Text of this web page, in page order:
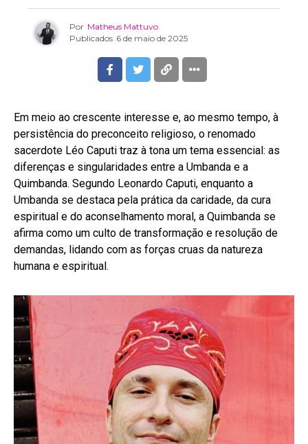
Por Matheus Mattuvo
Publicados 6 de maio de 2025
Em meio ao crescente interesse e, ao mesmo tempo, à
persistência do preconceito religioso, o renomado
sacerdote Léo Caputi traz à tona um tema essencial: as
diferenças e singularidades entre a Umbanda e a
Quimbanda. Segundo Leonardo Caputi, enquanto a
Umbanda se destaca pela prática da caridade, da cura
espiritual e do aconselhamento moral, a Quimbanda se
afirma como um culto de transformação e resolução de
demandas, lidando com as forças cruas da natureza
humana e espiritual.